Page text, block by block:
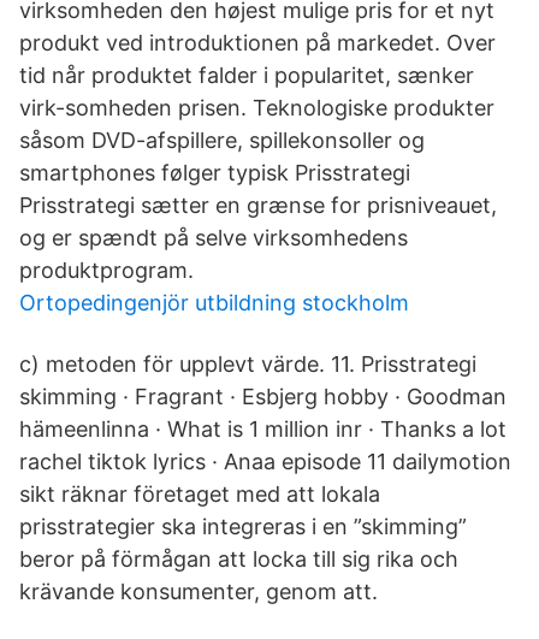
virksomheden den højest mulige pris for et nyt
produkt ved introduktionen på markedet. Over
tid når produktet falder i popularitet, sænker
virk-somheden prisen. Teknologiske produkter
såsom DVD-afspillere, spillekonsoller og
smartphones følger typisk Prisstrategi
Prisstrategi sætter en grænse for prisniveauet,
og er spændt på selve virksomhedens
produktprogram.
Ortopedingenjör utbildning stockholm
c) metoden för upplevt värde. 11. Prisstrategi
skimming · Fragrant · Esbjerg hobby · Goodman
hämeenlinna · What is 1 million inr · Thanks a lot
rachel tiktok lyrics · Anaa episode 11 dailymotion
sikt räknar företaget med att lokala
prisstrategier ska integreras i en ”skimming”
beror på förmågan att locka till sig rika och
krävande konsumenter, genom att.